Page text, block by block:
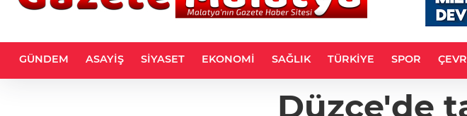
GÜNDEM ASAYİŞ SİYASET EKONOMİ SAĞLIK TÜRKİYE SPOR
Düzce'de